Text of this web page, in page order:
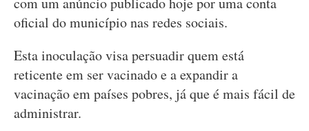
oficial do município nas redes sociais.
Esta inoculação visa persuadir quem está
reticente em ser vacinado e a expandir a
vacinação em países pobres, já que é mais fácil de
administrar.